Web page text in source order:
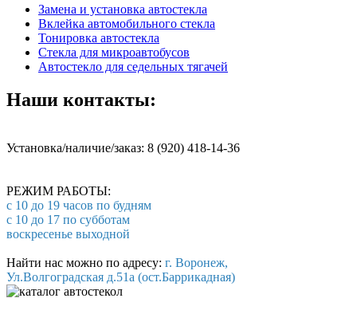
Замена и установка автостекла
Вклейка автомобильного стекла
Тонировка автостекла
Стекла для микроавтобусов
Автостекло для седельных тягачей
Наши контакты:
Установка/наличие/заказ: 8 (920) 418-14-36
РЕЖИМ РАБОТЫ:
с 10 до 19 часов по будням
с 10 до 17 по субботам
воскресенье выходной
Найти нас можно по адресу: г. Воронеж,
Ул.Волгоградская д.51а (ост.Баррикадная)